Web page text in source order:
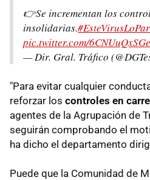
👉Se incrementan los
insolidarias.
pic.twitter.com/6CNUuQxSGe
— Dir. Gral. Tráfico
"Para evitar cualquier
reforzar los controles en
agentes de la Agrupación de
seguirán comprobando el
ha dicho el departamento
Puede que la Comunidad de